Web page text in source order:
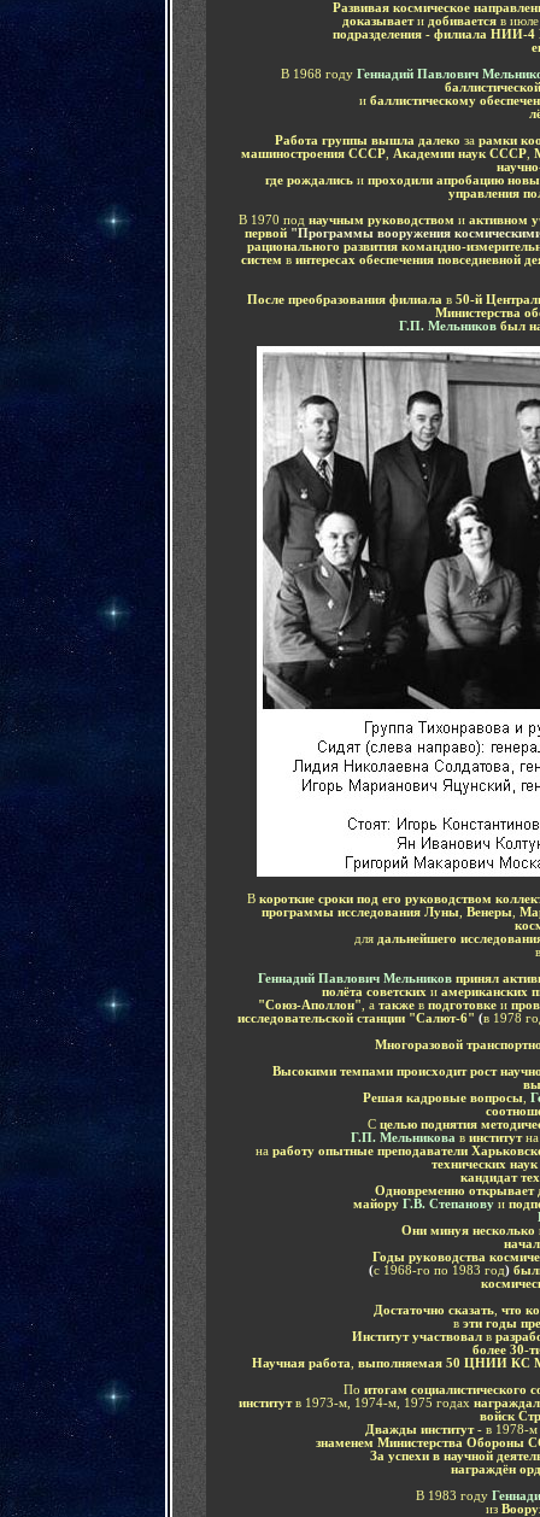
Развивая космическое
доказываети добивается в
подразделения - филиала
В 1968 году Геннадий Павлович
и баллистическому
Работа группы вышла далеко за рамки
машиностроения СССР
Академии наук СССР
где рождались и проходили апробацию
управления
В 1970 под научным руководством и активном
первой "Программы вооружения
рационального развития командно-
систем в интересах обеспечения повседневной
После преобразования филиала в 50-й
Министерства
Г.П. Мельников был
В короткие сроки под его руководством
программы исследования Луны, Венеры,
для дальнейшего
Геннадий Павлович Мельников принял
полёта советских и американских
"Союз-Аполлон" , а также в подготовке и
исследовательской станции "Салют-6" (в 1978
Многоразовой
Высокими темпами происходит рост
Решая кадровые вопросы,
С целью поднятия
Г.П. Мельникова в институтна
на работу опытные преподаватели
технических наук
кандидат
Одновременно
майору Г.В. Степанову и
Они минуя несколько
Годы руководства
(с 1968-го по 1983 год)
Достаточно сказать что
в эти годы
Институт участвовал в
более 30-
Научная работа
выполняемая 50 ЦНИИ
По итогам социалистического
институтв 1973-м, 1974-м, 1975 годах
войск
Дважды институт - в 1978-м
знаменем Министерства Обороны
За успехи в научной
награждён
В 1983 году
из